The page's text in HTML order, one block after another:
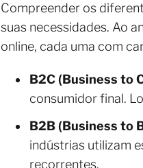
Compreender os
suas necessidades. Ao
online, cada uma com
B2C (Business to
consumidor final.
B2B (Business to
indústrias utilizam
recorrentes.